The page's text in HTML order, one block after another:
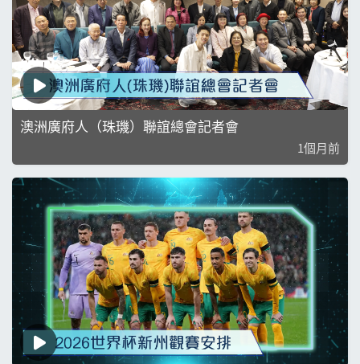
澳洲廣府人（珠璣）聯誼總會記者會
1個月前